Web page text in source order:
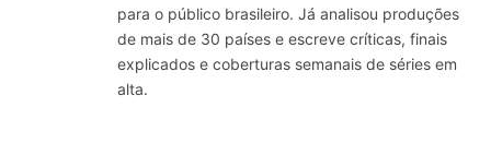
para o público brasileiro. Já analisou produções
de mais de 30 países e escreve críticas, finais
explicados e coberturas semanais de séries em
alta.